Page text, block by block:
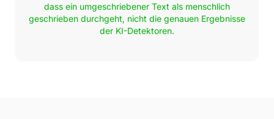
dass ein umgeschriebener Text als menschlich
geschrieben durchgeht, nicht die genauen Ergebnisse
der KI-Detektoren.